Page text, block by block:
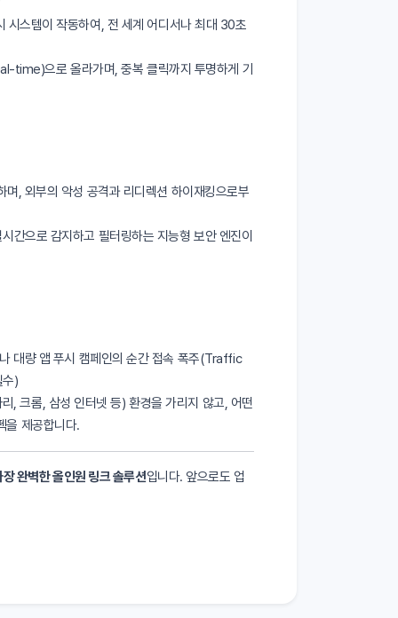
시스템이 작동하여, 전 세계 어디서나 최대 30초
time)으로 올라가며, 중복 클릭까지 투명하게 기
, 외부의 악성 공격과 리디렉션 하이재킹으로부
간으로 감지하고 필터링하는 지능형 보안 엔진이
대량 앱 푸시 캠페인의 순간 접속 폭주(Traffic
수)
, 크롬, 삼성 인터넷 등) 환경을 가리지 않고, 어떤
을 제공합니다.
장 완벽한 올인원 링크 솔루션입니다. 앞으로도 업